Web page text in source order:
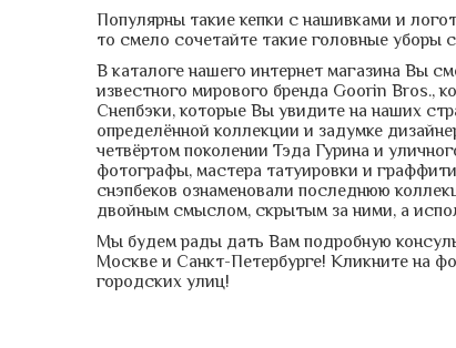
Популярны такие кепки с нашивками и
то смело сочетайте такие головные
В каталоге нашего интернет магазина Вы
известного мирового бренда Goorin Bros.,
Снепбэки, которые Вы увидите на наших
определённой коллекции и задумке
четвёртом поколении Тэда Гурина и
фотографы, мастера татуировки и
снэпбеков ознаменовали последнюю
двойным смыслом, скрытым за ними, а
Мы будем рады дать Вам подробную
Москве и Санкт-Петербурге! Кликните на
городских улиц!